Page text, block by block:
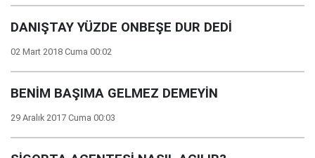
DANIŞTAY YÜZDE ONBEŞE DUR DEDİ
02 Mart 2018 Cuma 00:02
BENİM BAŞIMA GELMEZ DEMEYİN
29 Aralık 2017 Cuma 00:03